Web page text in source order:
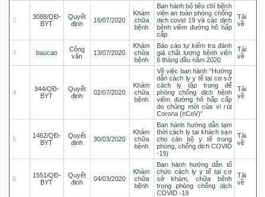
2
3088/QĐ-
BYT
Quyết
định
16/07/2020
Khám
chữa
bệnh
Ban hành bộ tiêu chí bệnh
viện an toàn phòng chống
dịch covid 19 và các dịch
bệnh viêm đường hô hấp
cấp
Tải
về
3 baocao
Công
văn
13/07/2020
Khám
chữa
bệnh
Báo cáo tự kiểm tra đánh
giá chất lượng bệnh viện
6 tháng đầu năm 2020
Tải
về
4
344/QĐ-
BYT
Quyết
định
02/07/2020
Khám
chữa
bệnh
Về việc ban hành "Hướng
dẫn cách ly y tế tại cơ sở
cách ly tập trung để
phòng chống dịch bệnh
viêm đường hô hấp cấp
do chủng mới của vi rút
Corona (nCoV)"
Tải
về
5
1462/QĐ-
BYT
Quyết
định
30/03/2020
Khám
chữa
bệnh
Ban hành hướng dẫn tạm
thời cách ly tại khách sạn
cho cán bộ y tế trong
phòng, chống dịch COVID
-19)
Tải
về
6
1551/QĐ-
BYT
Quyết
định
04/03/2020
Khám
chữa
bệnh
Ban hành hướng dẫn tổ
chức cách ly y tế tại cơ
sở khám, chữa bệnh
trong phòng chống dịch
COVID -19
Tải
về